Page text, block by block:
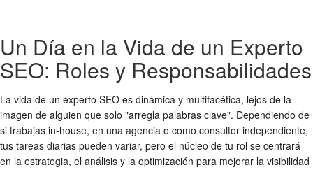
Un Día en la Vida de un Experto
SEO: Roles y Responsabilidades
La vida de un experto SEO es dinámica y multifacética, lejos de la
imagen de alguien que solo "arregla palabras clave". Dependiendo de
si trabajas in-house, en una agencia o como consultor independiente,
tus tareas diarias pueden variar, pero el núcleo de tu rol se centrará
en la estrategia, el análisis y la optimización para mejorar la visibilidad